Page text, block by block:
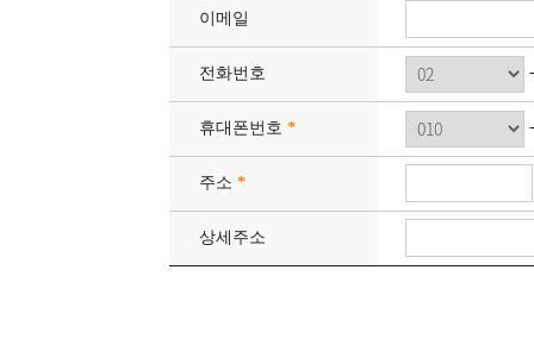
이메일
전화번호 -
휴대폰번호 * -
주소 *
상세주소